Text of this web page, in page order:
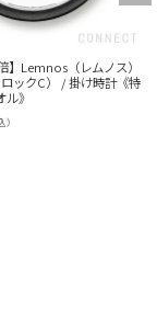
10倍】Lemnos（レムノ
ラクト） / 掛け時計 / ウ
特典付 / ミニタオル》
（税込）